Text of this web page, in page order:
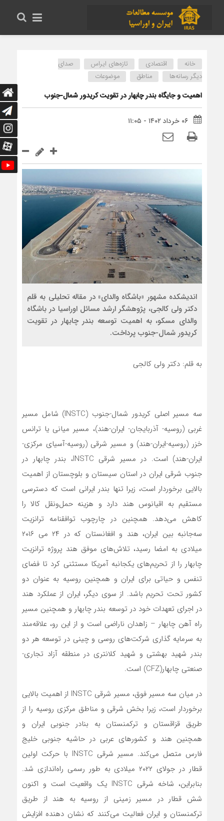
خانه اقتصادی تازه‌های ایراس
صدای
دیگر رسانه‌ها
مناطق موضوعات
اهمیت و جایگاه بندر چابهار در تقویت کریدور شمال-جنوب
۰۶ خرداد ۱۴۰۲ - ۱۱:۰۵
اندیشکده مشهور «باشگاه والدای» در مقاله تحلیلی به قلم
دکتر ولی کالجی، پژوهشگر ارشد مسائل اوراسیا در باشگاه
والدای مسکو، به اهمیت توسعه بندر چابهار در تقویت
کریدور شمال-جنوب پرداخت.
به قلم: دکتر ولی کالجی
سه مسیر اصلی کریدور شمال-جنوب (INSTC) شامل مسیر
غربی (روسیه- آذربایجان- ایران-هند)، مسیر میانی یا ترانس
خزر (روسیه-ایران-هند) و مسیر شرقی (روسیه-آسیای مرکزی-
ایران-هند) است. در مسیر شرقی INSTC، بندر چابهار در
جنوب شرقی ایران در استان سیستان و بلوچستان از اهمیت
بالایی برخوردار است، زیرا تنها بندر ایرانی است که دسترسی
مستقیم به اقیانوس هند دارد و هزینه حمل‌و‌نقل کالا را
کاهش می‌دهد. همچنین در چارچوب توافقنامه ترانزیت
سه‌جانبه بین ایران، هند و افغانستان که در ۲۴ می ۲۰۱۶
میلادی به امضا رسید، تلاش‌های موفق هند پروژه ترانزیت
چابهار را از تحریم‌های یکجانبه آمریکا مستثنی کرد تا فضای
تنفس و حیاتی برای ایران و همچنین روسیه به عنوان دو
کشور تحت تحریم باشد. از سوی دیگر، ایران از عملکرد هند
در اجرای تعهدات خود در توسعه بندر چابهار و همچنین مسیر
راه آهن چابهار – زاهدان ناراضی است و از این رو، علاقه‌مند
به سرمایه گذاری شرکت‌های روسی و چینی در توسعه هر دو
بندر شهید بهشتی و شهید کلانتری در منطقه آزاد تجاری-
صنعتی چابهار(CFZ) است.
در میان سه مسیر فوق، مسیر شرقی INSTC از اهمیت بالایی
برخوردار است، زیرا بخش شرقی و مناطق مرکزی روسیه را از
طریق قزاقستان و ترکمنستان به بنادر جنوبی ایران و
همچنین هند و کشورهای عربی در حاشیه جنوبی خلیج
فارس متصل می‌کند. مسیر شرقی INSTC با حرکت اولین
قطار در جولای ۲۰۲۲ میلادی به طور رسمی راه‌اندازی شد.
بنابراین، شاخه شرقی INSTC یک واقعیت است و اکنون
شش قطار در مسیر زمینی از روسیه به هند از طریق
ترکمنستان و ایران فعالیت می‌کنند که نشان دهنده افزایش